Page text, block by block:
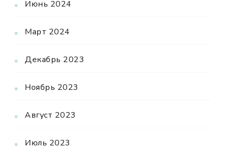
Июнь 2024
Март 2024
Декабрь 2023
Ноябрь 2023
Август 2023
Июль 2023